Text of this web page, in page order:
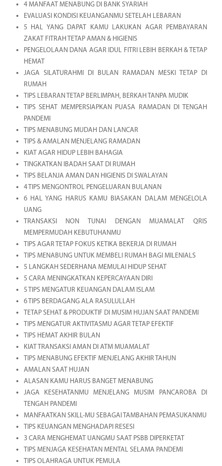
4 MANFAAT MENABUNG DI BANK SYARIAH
EVALUASI KONDISI KEUANGANMU SETELAH LEBARAN
5 HAL YANG DAPAT KAMU LAKUKAN AGAR PEMBAYARAN
ZAKAT FITRAH TETAP AMAN & HIGIENIS
PENGELOLAAN DANA AGAR IDUL FITRI LEBIH BERKAH & TETAP
HEMAT
JAGA SILATURAHMI DI BULAN RAMADAN MESKI TETAP DI
RUMAH
TIPS LEBARAN TETAP BERLIMPAH, BERKAH TANPA MUDIK
TIPS SEHAT MEMPERSIAPKAN PUASA RAMADAN DI TENGAH
PANDEMI
TIPS MENABUNG MUDAH DAN LANCAR
TIPS & AMALAN MENJELANG RAMADAN
KIAT AGAR HIDUP LEBIH BAHAGIA
TINGKATKAN IBADAH SAAT DI RUMAH
TIPS BELANJA AMAN DAN HIGIENIS DI SWALAYAN
4 TIPS MENGONTROL PENGELUARAN BULANAN
6 HAL YANG HARUS KAMU BIASAKAN DALAM MENGELOLA
UANG
TRANSAKSI NON TUNAI DENGAN MUAMALAT QRIS
MEMPERMUDAH KEBUTUHANMU
TIPS AGAR TETAP FOKUS KETIKA BEKERJA DI RUMAH
TIPS MENABUNG UNTUK MEMBELI RUMAH BAGI MILENIALS
5 LANGKAH SEDERHANA MEMULAI HIDUP SEHAT
5 CARA MENINGKATKAN KEPERCAYAAN DIRI
5 TIPS MENGATUR KEUANGAN DALAM ISLAM
6 TIPS BERDAGANG ALA RASULULLAH
TETAP SEHAT & PRODUKTIF DI MUSIM HUJAN SAAT PANDEMI
TIPS MENGATUR AKTIVITASMU AGAR TETAP EFEKTIF
TIPS HEMAT AKHIR BULAN
KIAT TRANSAKSI AMAN DI ATM MUAMALAT
TIPS MENABUNG EFEKTIF MENJELANG AKHIR TAHUN
AMALAN SAAT HUJAN
ALASAN KAMU HARUS BANGET MENABUNG
JAGA KESEHATANMU MENJELANG MUSIM PANCAROBA DI
TENGAH PANDEMI
MANFAATKAN SKILL-MU SEBAGAI TAMBAHAN PEMASUKANMU
TIPS KEUANGAN MENGHADAPI RESESI
3 CARA MENGHEMAT UANGMU SAAT PSBB DIPERKETAT
TIPS MENJAGA KESEHATAN MENTAL SELAMA PANDEMI
TIPS OLAHRAGA UNTUK PEMULA